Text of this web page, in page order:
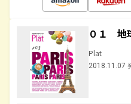
０１ 地
Plat
2018.11.07